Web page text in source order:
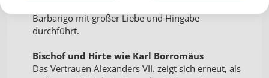
Barbarigo mit großer Liebe und Hingabe
durchführt.
Bischof und Hirte wie Karl Borromäus
Das Vertrauen Alexanders VII. zeigt sich erneut, als